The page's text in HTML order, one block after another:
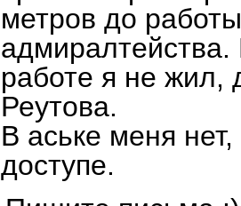
метров до
адмиралтейства.
работе я не жил,
Реутова.
В аське меня
доступе.